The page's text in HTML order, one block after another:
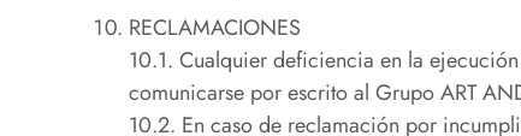
RECLAMACIONES
10.1. Cualquier deficiencia en la
comunicarse por escrito al Grupo ART
10.2. En caso de reclamación por